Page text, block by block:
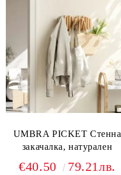
UMBRA PICKET Стенна
закачалка, натурален
€40.50 79.21лв.